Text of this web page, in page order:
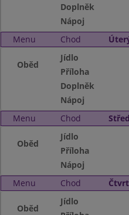
Doplněk
Nápoj
Menu
Chod
Oběd
Jídlo
Příloha
Doplněk
Nápoj
Menu
Chod
Oběd
Jídlo
Příloha
Nápoj
Menu
Chod
Oběd
Jídlo